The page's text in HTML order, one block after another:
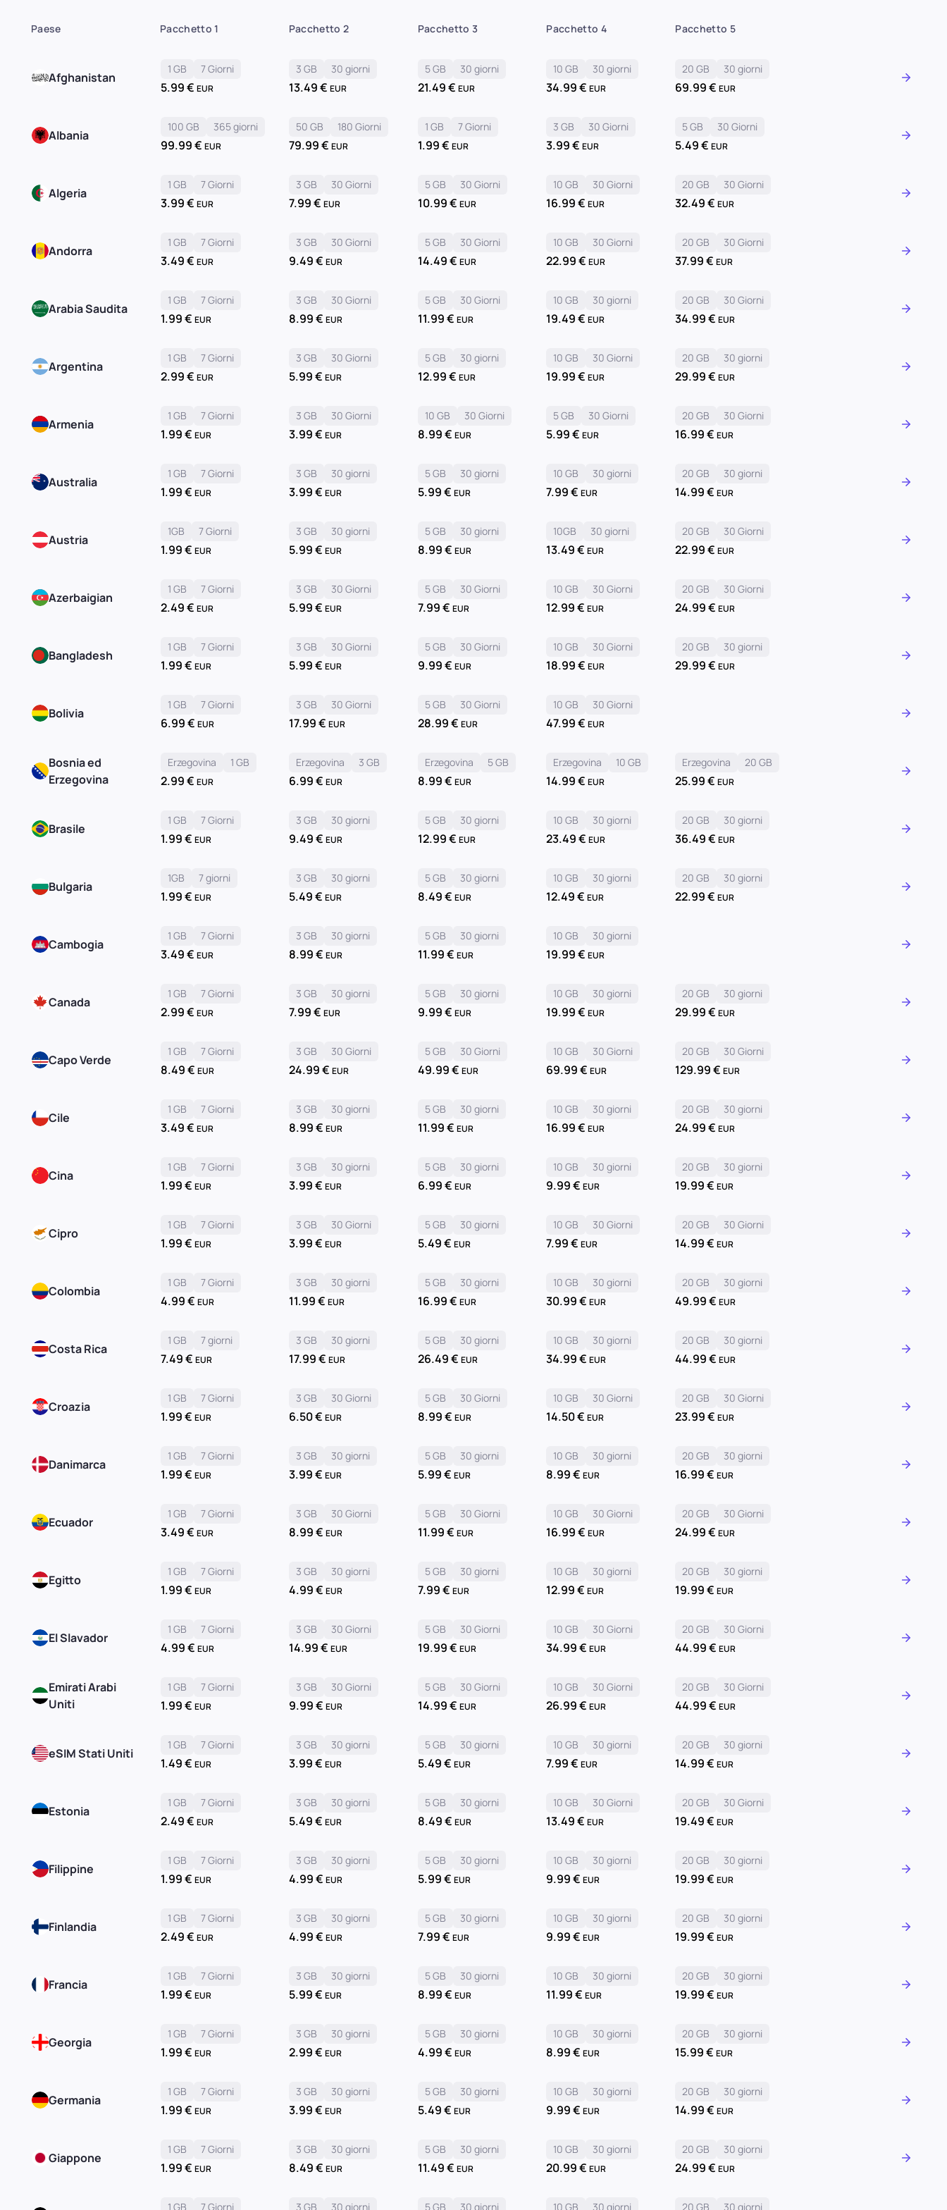
Paese Pacchetto 1 Pacchetto 2 Pacchetto 3 Pacchetto 4 Pacchetto 5
Afghanistan
1 GB 7 Giorni
5.99€ EUR
3 GB 30 giorni
13.49€ EUR
5 GB 30 giorni
21.49€ EUR
10 GB 30 giorni
34.99€ EUR
20 GB 30 giorni
69.99€ EUR
Albania
100 GB 365 giorni
99.99€ EUR
50 GB 180 Giorni
79.99€ EUR
1 GB 7 Giorni
1.99€ EUR
3 GB 30 Giorni
3.99€ EUR
5 GB 30 Giorni
5.49€ EUR
Algeria
1 GB 7 Giorni
3.99€ EUR
3 GB 30 Giorni
7.99€ EUR
5 GB 30 Giorni
10.99€ EUR
10 GB 30 Giorni
16.99€ EUR
20 GB 30 Giorni
32.49€ EUR
Andorra
1 GB 7 Giorni
3.49€ EUR
3 GB 30 Giorni
9.49€ EUR
5 GB 30 Giorni
14.49€ EUR
10 GB 30 Giorni
22.99€ EUR
20 GB 30 Giorni
37.99€ EUR
Arabia Saudita
1 GB 7 Giorni
1.99€ EUR
3 GB 30 Giorni
8.99€ EUR
5 GB 30 Giorni
11.99€ EUR
10 GB 30 giorni
19.49€ EUR
20 GB 30 Giorni
34.99€ EUR
Argentina
1 GB 7 Giorni
2.99€ EUR
3 GB 30 Giorni
5.99€ EUR
5 GB 30 giorni
12.99€ EUR
10 GB 30 Giorni
19.99€ EUR
20 GB 30 giorni
29.99€ EUR
Armenia
1 GB 7 Giorni
1.99€ EUR
3 GB 30 Giorni
3.99€ EUR
10 GB 30 Giorni
8.99€ EUR
5 GB 30 Giorni
5.99€ EUR
20 GB 30 Giorni
16.99€ EUR
Australia
1 GB 7 Giorni
1.99€ EUR
3 GB 30 giorni
3.99€ EUR
5 GB 30 giorni
5.99€ EUR
10 GB 30 giorni
7.99€ EUR
20 GB 30 giorni
14.99€ EUR
Austria
1GB 7 Giorni
1.99€ EUR
3 GB 30 giorni
5.99€ EUR
5 GB 30 giorni
8.99€ EUR
10GB 30 giorni
13.49€ EUR
20 GB 30 Giorni
22.99€ EUR
Azerbaigian
1 GB 7 Giorni
2.49€ EUR
3 GB 30 Giorni
5.99€ EUR
5 GB 30 Giorni
7.99€ EUR
10 GB 30 Giorni
12.99€ EUR
20 GB 30 Giorni
24.99€ EUR
Bangladesh
1 GB 7 Giorni
1.99€ EUR
3 GB 30 Giorni
5.99€ EUR
5 GB 30 Giorni
9.99€ EUR
10 GB 30 Giorni
18.99€ EUR
20 GB 30 giorni
29.99€ EUR
Bolivia
1 GB 7 Giorni
6.99€ EUR
3 GB 30 Giorni
17.99€ EUR
5 GB 30 Giorni
28.99€ EUR
10 GB 30 Giorni
47.99€ EUR
Bosnia ed
Erzegovina
Erzegovina 1 GB
2.99€ EUR
Erzegovina 3 GB
6.99€ EUR
Erzegovina 5 GB
8.99€ EUR
Erzegovina 10 GB
14.99€ EUR
Erzegovina 20 GB
25.99€ EUR
Brasile
1 GB 7 Giorni
1.99€ EUR
3 GB 30 giorni
9.49€ EUR
5 GB 30 giorni
12.99€ EUR
10 GB 30 giorni
23.49€ EUR
20 GB 30 giorni
36.49€ EUR
Bulgaria
1GB 7 giorni
1.99€ EUR
3 GB 30 giorni
5.49€ EUR
5 GB 30 giorni
8.49€ EUR
10 GB 30 giorni
12.49€ EUR
20 GB 30 giorni
22.99€ EUR
Cambogia
1 GB 7 Giorni
3.49€ EUR
3 GB 30 giorni
8.99€ EUR
5 GB 30 giorni
11.99€ EUR
10 GB 30 giorni
19.99€ EUR
Canada
1 GB 7 Giorni
2.99€ EUR
3 GB 30 giorni
7.99€ EUR
5 GB 30 giorni
9.99€ EUR
10 GB 30 giorni
19.99€ EUR
20 GB 30 giorni
29.99€ EUR
Capo Verde
1 GB 7 Giorni
8.49€ EUR
3 GB 30 Giorni
24.99€ EUR
5 GB 30 Giorni
49.99€ EUR
10 GB 30 Giorni
69.99€ EUR
20 GB 30 Giorni
129.99€ EUR
Cile
1 GB 7 Giorni
3.49€ EUR
3 GB 30 giorni
8.99€ EUR
5 GB 30 giorni
11.99€ EUR
10 GB 30 giorni
16.99€ EUR
20 GB 30 giorni
24.99€ EUR
Cina
1 GB 7 Giorni
1.99€ EUR
3 GB 30 giorni
3.99€ EUR
5 GB 30 giorni
6.99€ EUR
10 GB 30 giorni
9.99€ EUR
20 GB 30 giorni
19.99€ EUR
Cipro
1 GB 7 Giorni
1.99€ EUR
3 GB 30 Giorni
3.99€ EUR
5 GB 30 giorni
5.49€ EUR
10 GB 30 Giorni
7.99€ EUR
20 GB 30 Giorni
14.99€ EUR
Colombia
1 GB 7 Giorni
4.99€ EUR
3 GB 30 giorni
11.99€ EUR
5 GB 30 giorni
16.99€ EUR
10 GB 30 giorni
30.99€ EUR
20 GB 30 giorni
49.99€ EUR
Costa Rica
1 GB 7 giorni
7.49€ EUR
3 GB 30 giorni
17.99€ EUR
5 GB 30 giorni
26.49€ EUR
10 GB 30 giorni
34.99€ EUR
20 GB 30 giorni
44.99€ EUR
Croazia
1 GB 7 Giorni
1.99€ EUR
3 GB 30 Giorni
6.50€ EUR
5 GB 30 Giorni
8.99€ EUR
10 GB 30 Giorni
14.50€ EUR
20 GB 30 Giorni
23.99€ EUR
Danimarca
1 GB 7 Giorni
1.99€ EUR
3 GB 30 giorni
3.99€ EUR
5 GB 30 giorni
5.99€ EUR
10 GB 30 giorni
8.99€ EUR
20 GB 30 giorni
16.99€ EUR
Ecuador
1 GB 7 Giorni
3.49€ EUR
3 GB 30 Giorni
8.99€ EUR
5 GB 30 Giorni
11.99€ EUR
10 GB 30 Giorni
16.99€ EUR
20 GB 30 Giorni
24.99€ EUR
Egitto
1 GB 7 Giorni
1.99€ EUR
3 GB 30 giorni
4.99€ EUR
5 GB 30 giorni
7.99€ EUR
10 GB 30 giorni
12.99€ EUR
20 GB 30 giorni
19.99€ EUR
El Slavador
1 GB 7 Giorni
4.99€ EUR
3 GB 30 Giorni
14.99€ EUR
5 GB 30 Giorni
19.99€ EUR
10 GB 30 Giorni
34.99€ EUR
20 GB 30 Giorni
44.99€ EUR
Emirati Arabi
Uniti
1 GB 7 Giorni
1.99€ EUR
3 GB 30 Giorni
9.99€ EUR
5 GB 30 Giorni
14.99€ EUR
10 GB 30 Giorni
26.99€ EUR
20 GB 30 Giorni
44.99€ EUR
eSIM Stati Uniti
1 GB 7 Giorni
1.49€ EUR
3 GB 30 giorni
3.99€ EUR
5 GB 30 giorni
5.49€ EUR
10 GB 30 giorni
7.99€ EUR
20 GB 30 giorni
14.99€ EUR
Estonia
1 GB 7 Giorni
2.49€ EUR
3 GB 30 giorni
5.49€ EUR
5 GB 30 giorni
8.49€ EUR
10 GB 30 Giorni
13.49€ EUR
20 GB 30 Giorni
19.49€ EUR
Filippine
1 GB 7 Giorni
1.99€ EUR
3 GB 30 giorni
4.99€ EUR
5 GB 30 giorni
5.99€ EUR
10 GB 30 giorni
9.99€ EUR
20 GB 30 giorni
19.99€ EUR
Finlandia
1 GB 7 Giorni
2.49€ EUR
3 GB 30 giorni
4.99€ EUR
5 GB 30 giorni
7.99€ EUR
10 GB 30 giorni
9.99€ EUR
20 GB 30 giorni
19.99€ EUR
Francia
1 GB 7 Giorni
1.99€ EUR
3 GB 30 giorni
5.99€ EUR
5 GB 30 giorni
8.99€ EUR
10 GB 30 giorni
11.99€ EUR
20 GB 30 giorni
19.99€ EUR
Georgia
1 GB 7 Giorni
1.99€ EUR
3 GB 30 giorni
2.99€ EUR
5 GB 30 giorni
4.99€ EUR
10 GB 30 giorni
8.99€ EUR
20 GB 30 giorni
15.99€ EUR
Germania
1 GB 7 Giorni
1.99€ EUR
3 GB 30 giorni
3.99€ EUR
5 GB 30 giorni
5.49€ EUR
10 GB 30 giorni
9.99€ EUR
20 GB 30 giorni
14.99€ EUR
Giappone
1 GB 7 Giorni
1.99€ EUR
3 GB 30 giorni
8.49€ EUR
5 GB 30 giorni
11.49€ EUR
10 GB 30 giorni
20.99€ EUR
20 GB 30 giorni
24.99€ EUR
1 GB 7 Giorni 3 GB 30 giorni 5 GB 30 giorni 10 GB 30 giorni 20 GB 30 giorni